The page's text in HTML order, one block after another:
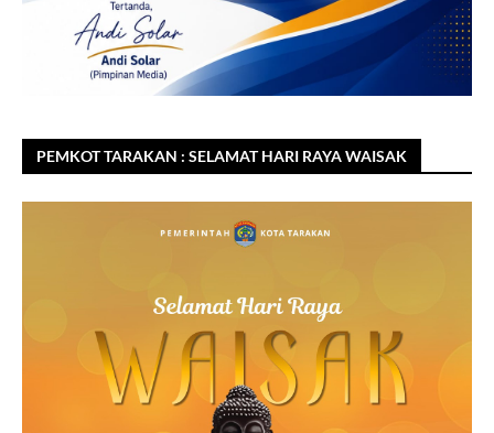
PEMKOT TARAKAN : SELAMAT HARI RAYA WAISAK